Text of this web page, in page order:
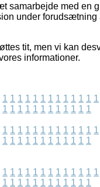
samarbejde med en
under
tit, men vi kan
informationer.
1 1 1 1 1 1 1 1 1 1 1 1 1
1 1 1 1 1 1 1 1 1 1 1 1
1 1 1 1 1 1 1 1 1 1 1 1 1
1 1 1 1 1 1 1 1 1 1 1 1
1 1 1 1 1 1 1 1 1 1 1 1 1
1 1 1 1 1 1 1 1 1 1 1 1